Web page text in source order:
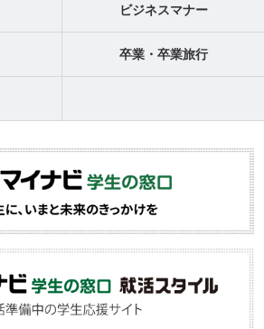
ビジネスマナー
卒業・卒業旅行